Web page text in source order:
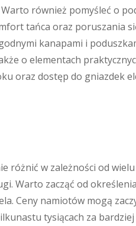
również pomyśleć o
tańca oraz poruszania
kanapami i
o elementach
oraz dostęp do gniazdek
różnić w zależności od
Warto zacząć od
Ceny namiotów mogą
tysiącach za